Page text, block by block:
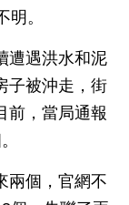
。
遭遇洪水和泥
子被沖走，街
前，當局通報
兩個，官網不